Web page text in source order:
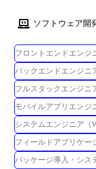
ソフトウェア開
フロントエンドエンジ
バックエンドエンジニ
フルスタックエンジニ
モバイルアプリエンジ
システムエンジニア（
フィールドアプリケー
パッケージ導入・シス